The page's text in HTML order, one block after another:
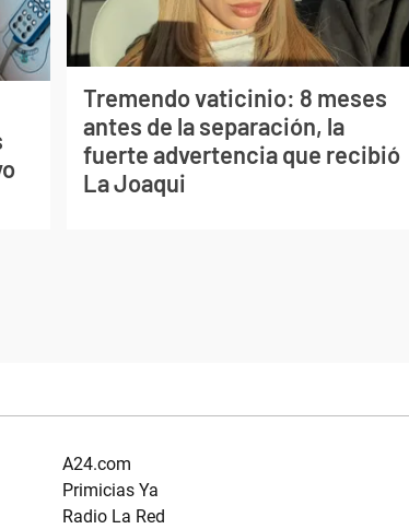
Tremendo vaticinio: 8 meses
antes de la separación, la
fuerte advertencia que recibió
La Joaqui
A24.com
Primicias Ya
Radio La Red